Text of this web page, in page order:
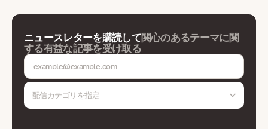
ニュースレターを購読して関心のあるテーマに関
する有益な記事を受け取る
配信カテゴリを指定